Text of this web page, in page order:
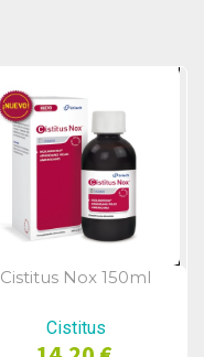
Vista Rápida
Cistitus Nox 150ml
Cistitus